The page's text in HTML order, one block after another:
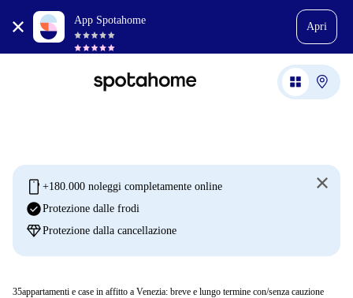
App Spotahome
Apri
mobile +180.000 noleggi completamente online
check_circleProtezione dalle frodi
diamondProtezione dalla cancellazione
35appartamenti e case in affitto a Venezia: breve e lungo termine con/senza cauzione